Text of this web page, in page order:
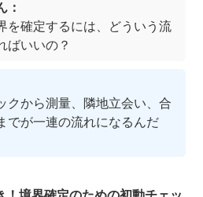
：
を確定するには、どういう流
ばいいの？
クから測量、隣地立会い、合
でが一連の流れになるんだ